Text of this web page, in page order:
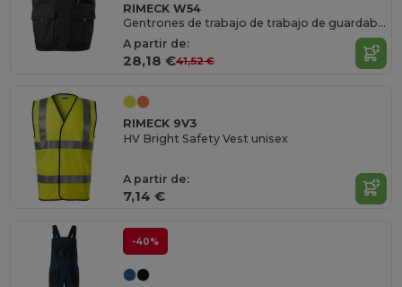
RIMECK W54
Gentrones de trabajo de trabajo de guardabosques
A partir de:
28,18 €41,52 €
RIMECK 9V3
HV Bright Safety Vest unisex
A partir de:
7,14 €
-40%